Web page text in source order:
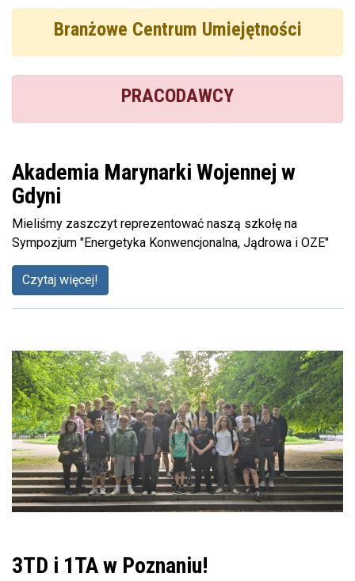
Branżowe Centrum Umiejętności
PRACODAWCY
Akademia Marynarki Wojennej w
Gdyni
Mieliśmy zaszczyt reprezentować naszą szkołę na
Sympozjum "Energetyka Konwencjonalna, Jądrowa i OZE"
Czytaj więcej!
3TD i 1TA w Poznaniu!